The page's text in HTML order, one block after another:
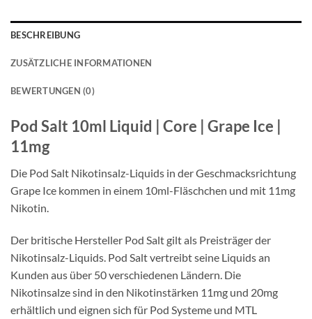
BESCHREIBUNG
ZUSÄTZLICHE INFORMATIONEN
BEWERTUNGEN (0)
Pod Salt 10ml Liquid | Core | Grape Ice |
11mg
Die Pod Salt Nikotinsalz-Liquids in der Geschmacksrichtung
Grape Ice kommen in einem 10ml-Fläschchen und mit 11mg
Nikotin.
Der britische Hersteller Pod Salt gilt als Preisträger der
Nikotinsalz-Liquids. Pod Salt vertreibt seine Liquids an
Kunden aus über 50 verschiedenen Ländern. Die
Nikotinsalze sind in den Nikotinstärken 11mg und 20mg
erhältlich und eignen sich für Pod Systeme und MTL